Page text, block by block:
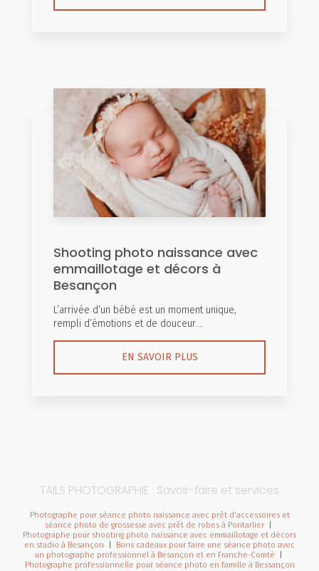
Shooting photo naissance avec
emmaillotage et décors à
Besançon
L’arrivée d’un bébé est un moment unique,
rempli d’émotions et de douceur....
EN SAVOIR PLUS
TAILS PHOTOGRAPHIE : Savoir-faire et services
Photographe pour séance photo naissance avec prêt d'accessoires et
séance photo de grossesse avec prêt de robes à Pontarlier
Photographe pour shooting photo naissance avec emmaillotage et décors
en studio à Besançon
Bons cadeaux pour faire une séance photo avec
un photographe professionnel à Besançon et en Franche-Comté
Photographe professionnelle pour séance photo en famille à Bessançon